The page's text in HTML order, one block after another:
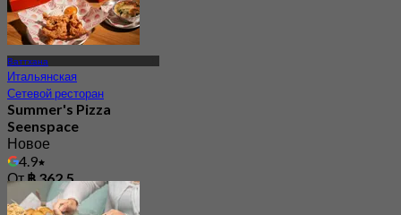
Ваттхана
Итальянская
Сетевой ресторан
Summer's Pizza
Seenspace
Новое
4.9
От฿ 362.5